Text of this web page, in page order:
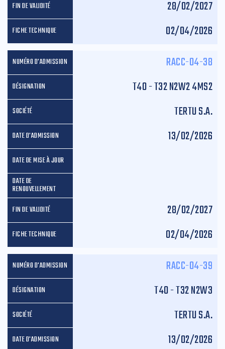
28/02/2027
02/04/2026
RACC-04-38
T40 - T32 N2W2 4MS2
TERTU S.A.
13/02/2026
28/02/2027
02/04/2026
RACC-04-39
T40 - T32 N2W3
TERTU S.A.
13/02/2026